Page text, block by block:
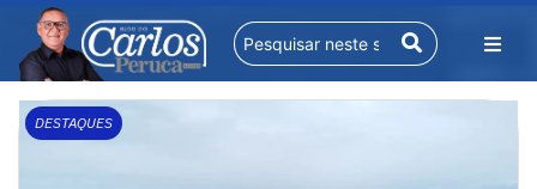
DESTAQUES